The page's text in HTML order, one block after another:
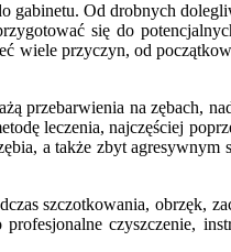
Od drobnych
się do
przyczyn, od
przebarwienia na zębach,
leczenia, najczęściej
a także zbyt
szczotkowania, obrzęk,
czyszczenie,